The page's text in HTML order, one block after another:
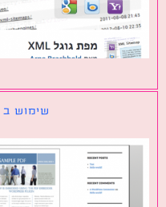
שימוש ב PDF בוורדפרס והצגתו